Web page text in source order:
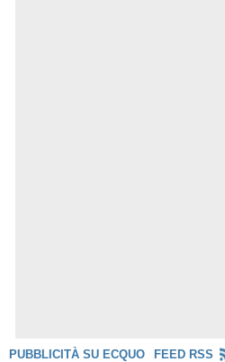
PUBBLICITÀ SU ECQUO FEED RSS